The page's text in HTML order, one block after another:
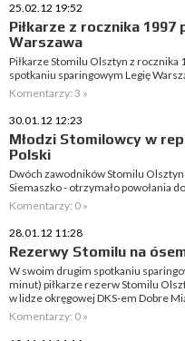
25.02.12 19:52
Piłkarze z rocznika 1997
Warszawa
Piłkarze Stomilu Olsztyn z rocznika
spotkaniu sparingowym Legię
Komentarzy: 3 »
30.01.12 12:23
Młodzi Stomilowcy w
Polski
Dwóch zawodników Stomilu
Siemaszko - otrzymało powołania
Komentarzy: 0 »
28.01.12 11:28
Rezerwy Stomilu na
W swoim drugim spotkaniu
minut) piłkarze rezerw Stomilu
w lidze okręgowej DKS-em Dobre
Komentarzy: 0 »